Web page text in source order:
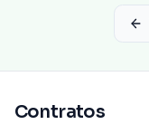
Contratos